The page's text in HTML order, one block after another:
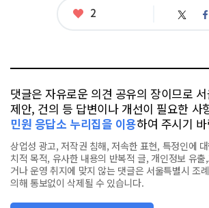
좋
2 트 페
댓글은 자유로운 의견 공유의 장이므로
제안, 건의 등 답변이나 개선이 필요한 사
민원 응답소 누리집을 이용하여 주시기
상업성 광고, 저작권 침해, 저속한 표현, 특정인에
치적 목적, 유사한 내용의 반복적 글, 개인정보 유
거나 운영 취지에 맞지 않는 댓글은 서울특별시 조
의해 통보없이 삭제될 수 있습니다.